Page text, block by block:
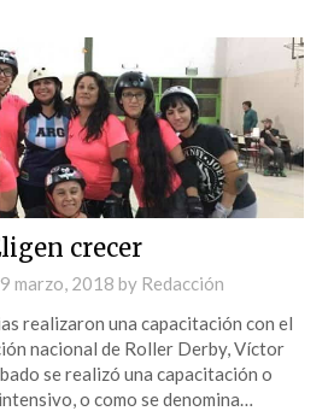
crecer
marzo, 2018 by Redacción
realizaron una capacitación con el
nacional de Roller Derby, Víctor
se realizó una capacitación o
o como se denomina…